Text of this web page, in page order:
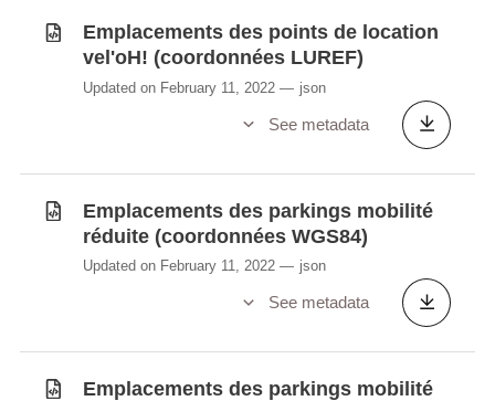
Emplacements des points de location
vel'oH! (coordonnées LUREF)
Updated on February 11, 2022 json
See metadata
Emplacements des parkings mobilité
réduite (coordonnées WGS84)
Updated on February 11, 2022 json
See metadata
Emplacements des parkings mobilité